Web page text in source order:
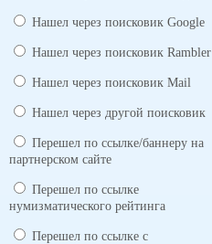
Нашел через поисковик Google
Нашел через поисковик Rambler
Нашел через поисковик Mail
Нашел через другой поисковик
Перешел по ссылке/баннеру на
партнерском сайте
Перешел по ссылке
нумизматического рейтинга
Перешел по ссылке с